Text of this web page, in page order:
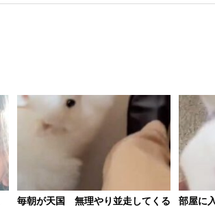
毎朝が天国 無理やり並走してくる
部屋に